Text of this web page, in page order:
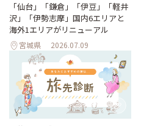
「仙台」「鎌倉」「伊豆」「軽井
沢」「伊勢志摩」国内6エリアと
海外1エリアがリニューアル
宮城県 2026.07.09